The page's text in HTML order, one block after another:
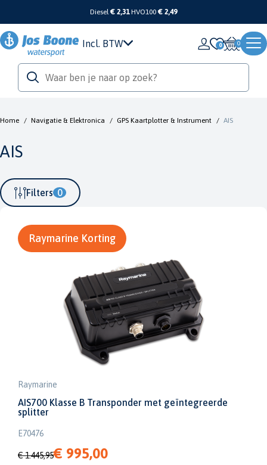
Diesel€ 2,31 HVO100 € 2,49
Incl. BTW 0
Home / Navigatie & Elektronica / GPS Kaartplotter & Instrument / AIS
AIS
Filters 0
Raymarine Korting
Raymarine
AIS700 Klasse B Transponder met geïntegreerde
splitter
E70476
€ 1.445,95€ 995,00